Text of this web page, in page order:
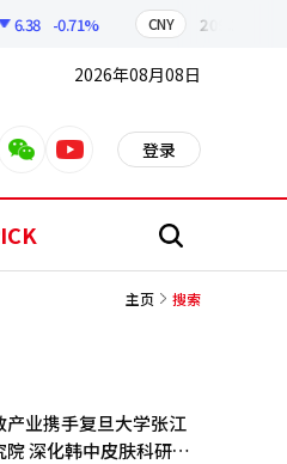
-0.71% CNY 209.17
2026年08月08日
weixinyoutube 登录
搜
主页 搜索
产业携手复旦大学张江
院 深化韩中皮肤科研合